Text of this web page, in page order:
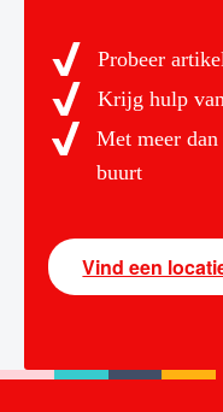
Probeer
Krijg hulp
Met meer
buurt
Vind een